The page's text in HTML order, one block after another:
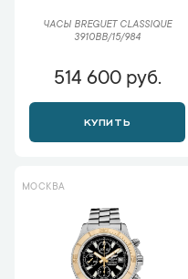
ЧАСЫ BREGUET CLASSIQUE
3910BB/15/984
514 600 руб.
КУПИТЬ
МОСКВА